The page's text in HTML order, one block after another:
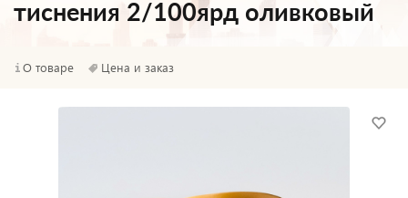
тиснения 2/100ярд оливковый
О товаре Цена и заказ